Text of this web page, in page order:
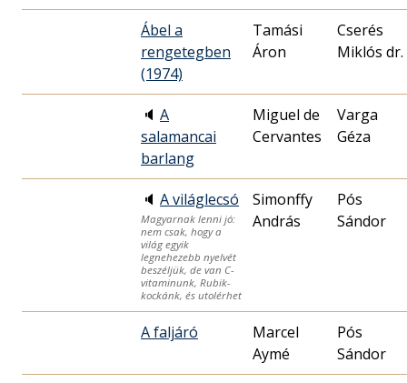
Ábel a
rengetegben
(1974)
Tamási
Áron
Cserés
Miklós dr.
🔈 A
salamancai
barlang
Miguel de
Cervantes
Varga
Géza
🔈 A világlecsó
Magyarnak lenni jó:
nem csak, hogy a
világ egyik
legnehezebb nyelvét
beszéljük, de van C-
vitaminunk, Rubik-
kockánk, és utolérhet
Simonffy
András
Pós
Sándor
A faljáró
Marcel
Aymé
Pós
Sándor